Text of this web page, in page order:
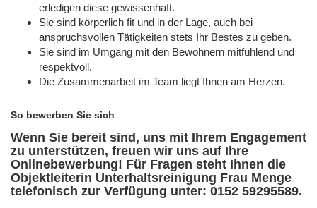
erledigen diese gewissenhaft.
Sie sind körperlich fit und in der Lage, auch bei
anspruchsvollen Tätigkeiten stets Ihr Bestes zu geben.
Sie sind im Umgang mit den Bewohnern mitfühlend und
respektvoll.
Die Zusammenarbeit im Team liegt Ihnen am Herzen.
So bewerben Sie sich
Wenn Sie bereit sind, uns mit Ihrem Engagement
zu unterstützen, freuen wir uns auf Ihre
Onlinebewerbung! Für Fragen steht Ihnen die
Objektleiterin Unterhaltsreinigung Frau Menge
telefonisch zur Verfügung unter: 0152 59295589.